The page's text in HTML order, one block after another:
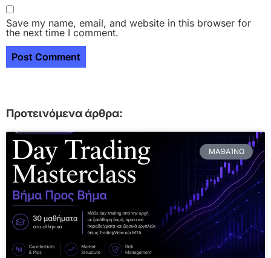
Save my name, email, and website in this browser for
the next time I comment.
Προτεινόμενα άρθρα:
ΜΑΘΑΊΝΩ